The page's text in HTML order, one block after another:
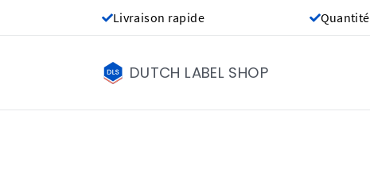
Livraison rapide
DUTCH LABEL SHOP